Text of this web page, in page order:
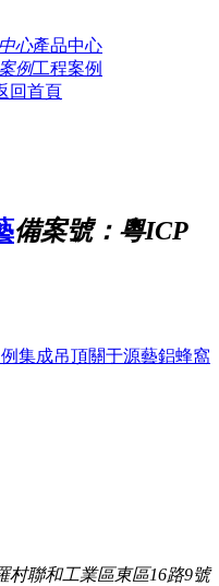
產品中心
工程案例
回首頁
備案號：粵ICP
集成吊頂關于源藝鋁蜂窩
村聯和工業區東區16路9號